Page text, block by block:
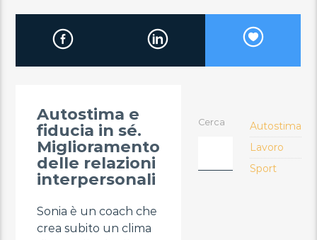
Autostima e
fiducia in sé.
Miglioramento
delle relazioni
interpersonali
Sonia è un coach che
crea subito un clima
Cerca
Autostima
Lavoro
Sport